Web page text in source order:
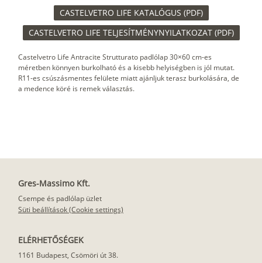
CASTELVETRO LIFE KATALÓGUS (PDF)
CASTELVETRO LIFE TELJESÍTMÉNYNYILATKOZAT (PDF)
Castelvetro Life Antracite Strutturato padlólap 30×60 cm-es
méretben könnyen burkolható és a kisebb helyiségben is jól mutat.
R11-es csúszásmentes felülete miatt ajánljuk terasz burkolására, de
a medence köré is remek választás.
Gres-Massimo Kft.
Csempe és padlólap üzlet
Süti beállítások (Cookie settings)
ELÉRHETŐSÉGEK
1161 Budapest, Csömöri út 38.